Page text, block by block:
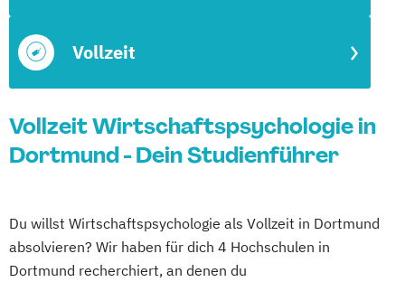
Vollzeit
Vollzeit Wirtschaftspsychologie in
Dortmund - Dein Studienführer
Du willst Wirtschaftspsychologie als Vollzeit in Dortmund
absolvieren? Wir haben für dich 4 Hochschulen in
Dortmund recherchiert, an denen du